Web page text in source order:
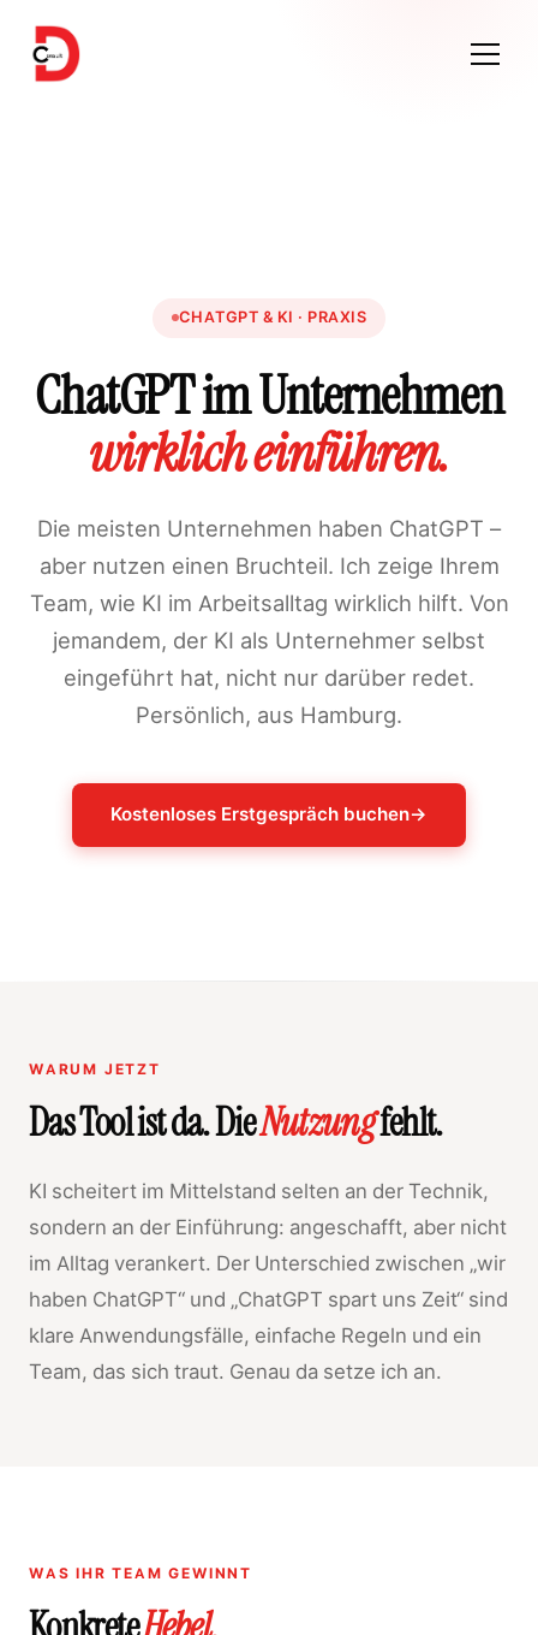
CHATGPT & KI · PRAXIS
ChatGPT im Unternehmen
wirklich einführen.
Die meisten Unternehmen haben ChatGPT –
aber nutzen einen Bruchteil. Ich zeige Ihrem
Team, wie KI im Arbeitsalltag wirklich hilft. Von
jemandem, der KI als Unternehmer selbst
eingeführt hat, nicht nur darüber redet.
Persönlich, aus Hamburg.
Kostenloses Erstgespräch buchen→
WARUM JETZT
Das Tool ist da. DieNutzungfehlt.
KI scheitert im Mittelstand selten an der Technik,
sondern an der Einführung: angeschafft, aber nicht
im Alltag verankert. Der Unterschied zwischen „wir
haben ChatGPT“ und „ChatGPT spart uns Zeit“ sind
klare Anwendungsfälle, einfache Regeln und ein
Team, das sich traut. Genau da setze ich an.
WAS IHR TEAM GEWINNT